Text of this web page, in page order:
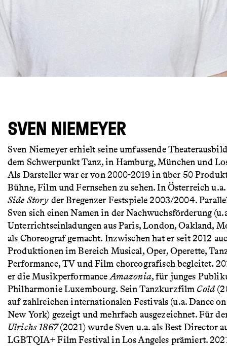
SVEN NIEMEYER
Sven Niemeyer erhielt seine umfassende
dem Schwerpunkt Tanz, in Hamburg, München und
Als Darsteller war er von 2000-2019 in über 50
Bühne, Film und Fernsehen zu sehen. In Österreich
Side Story der Bregenzer Festspiele 2003/2004.
Sven sich einen Namen in der Nachwuchsförderung
Unterrichtseinladungen aus Paris, London, Oakland,
als Choreograf gemacht. Inzwischen hat er seit 2012
Produktionen im Bereich Musical, Oper, Operette,
Performance, TV und Film choreografisch begleitet.
er die MusikperformanceAmazonia, für junges
Philharmonie Luxembourg. Sein Tanzkurzfilm Cold
auf zahlreichen internationalen Festivals (u.a. Dance
New York) gezeigt und mehrfach ausgezeichnet. Für
Ulrichs 1867(2021) wurde Sven u.a. als Best Director
LGBTQIA+ Film Festival in Los Angeles prämiert.